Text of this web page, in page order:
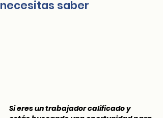
necesitas saber
Si eres un trabajador calificado y